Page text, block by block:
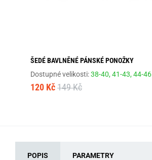
ŠEDÉ BAVLNĚNÉ PÁNSKÉ PONOŽKY
Dostupné velikosti:38-40,41-43,44-46
120 Kč 149 Kč
POPIS PARAMETRY